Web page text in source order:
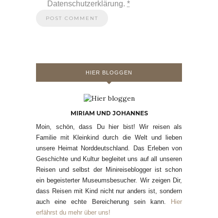
Datenschutzerklärung. *
HIER BLOGGEN
MIRIAM UND JOHANNES
Moin, schön, dass Du hier bist! Wir reisen als
Familie mit Kleinkind durch die Welt und lieben
unsere Heimat Norddeutschland. Das Erleben von
Geschichte und Kultur begleitet uns auf all unseren
Reisen und selbst der Minireiseblogger ist schon
ein begeisterter Museumsbesucher. Wir zeigen Dir,
dass Reisen mit Kind nicht nur anders ist, sondern
auch eine echte Bereicherung sein kann.
Hier
erfährst du mehr über uns!